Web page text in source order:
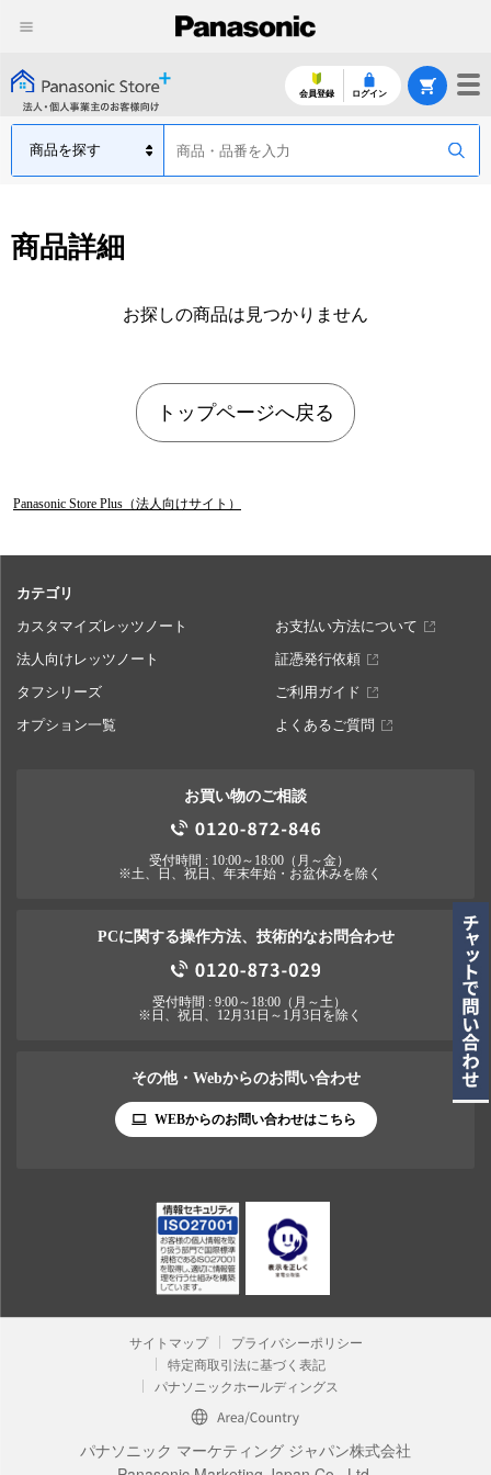
会員登録 ログイン
商品詳細
お探しの商品は見つかりません
トップページへ戻る
Panasonic Store Plus（法人向けサイト）
カテゴリ
カスタマイズレッツノート
お支払い方法について
法人向けレッツノート
証憑発行依頼
タフシリーズ
ご利用ガイド
オプション一覧
よくあるご質問
お買い物のご相談
受付時間 : 10:00～18:00（月～金）
※土、日、祝日、年末年始・お盆休みを除く
PCに関する操作方法、技術的なお問合わせ
受付時間 : 9:00～18:00（月～土）
※日、祝日、12月31日～1月3日を除く
その他・Webからのお問い合わせ
WEBからのお問い合わせはこちら
サイトマップ
プライバシーポリシー
特定商取引法に基づく表記
パナソニックホールディングス
パナソニック マーケティング ジャパン株式会社